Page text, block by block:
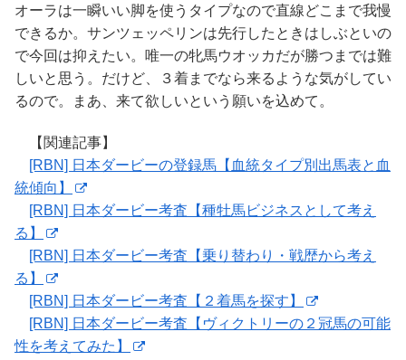
オーラは一瞬いい脚を使うタイプなので直線どこまで我慢
できるか。サンツェッペリンは先行したときはしぶといの
で今回は抑えたい。唯一の牝馬ウオッカだが勝つまでは難
しいと思う。だけど、３着までなら来るような気がしてい
るので。まあ、来て欲しいという願いを込めて。
【関連記事】
[RBN] 日本ダービーの登録馬【血統タイプ別出馬表と血
統傾向】
[RBN] 日本ダービー考査【種牡馬ビジネスとして考え
る】
[RBN] 日本ダービー考査【乗り替わり・戦歴から考え
る】
[RBN] 日本ダービー考査【２着馬を探す】
[RBN] 日本ダービー考査【ヴィクトリーの２冠馬の可能
性を考えてみた】